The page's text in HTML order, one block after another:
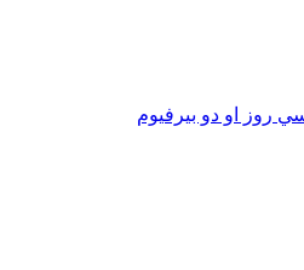
روز او دو بيرفيوم